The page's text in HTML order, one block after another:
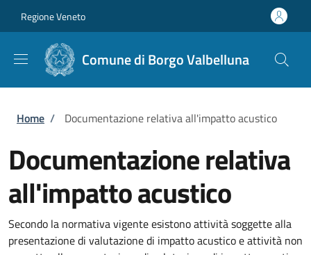
Regione Veneto
Comune di Borgo Valbelluna
Briciole di pane
Home / Documentazione relativa all'impatto acustico
Documentazione relativa
all'impatto acustico
Secondo la normativa vigente esistono attività soggette alla
presentazione di valutazione di impatto acustico e attività non